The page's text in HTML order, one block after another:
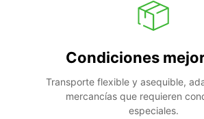
Condiciones
Transporte flexible y asequible,
mercancías que requieren
especiales.